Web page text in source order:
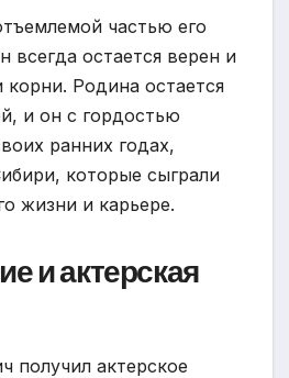
частью его
всегда остается верен и
корни. Родина остается
и он с гордостью
ранних годах,
которые сыграли
жизни и карьере.
и актерская
получил актерское